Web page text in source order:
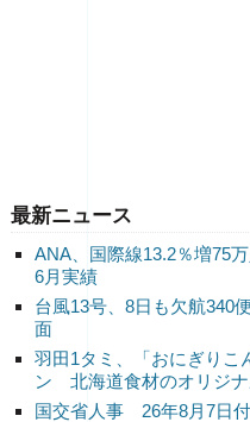
最新ニュース
ANA、国際線13.2％増75
6月実績
台風13号、8日も欠航
面
羽田1タミ、「おにぎりこ
ン 北海道食材のオリジナ
国交省人事 26年8月7日付